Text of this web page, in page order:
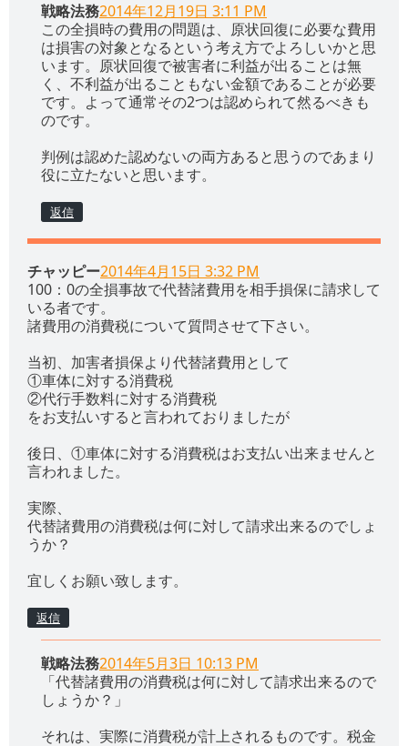
戦略法務2014年12月19日 3:11 PM
この全損時の費用の問題は、原状回復に必要な費用
は損害の対象となるという考え方でよろしいかと思
います。原状回復で被害者に利益が出ることは無
く、不利益が出ることもない金額であることが必要
です。よって通常その2つは認められて然るべきも
のです。
判例は認めた認めないの両方あると思うのであまり
役に立たないと思います。
返信
チャッピー2014年4月15日 3:32 PM
100：0の全損事故で代替諸費用を相手損保に請求して
いる者です。
諸費用の消費税について質問させて下さい。
当初、加害者損保より代替諸費用として
①車体に対する消費税
②代行手数料に対する消費税
をお支払いすると言われておりましたが
後日、①車体に対する消費税はお支払い出来ませんと
言われました。
実際、
代替諸費用の消費税は何に対して請求出来るのでしょ
うか？
宜しくお願い致します。
返信
戦略法務2014年5月3日 10:13 PM
「代替諸費用の消費税は何に対して請求出来るので
しょうか？」
それは、実際に消費税が計上されるものです。税金